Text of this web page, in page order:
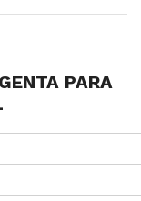
PARA